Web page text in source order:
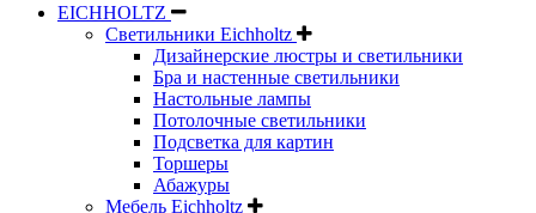
EICHHOLTZ
Светильники Eichholtz
Дизайнерские люстры и светильники
Бра и настенные светильники
Настольные лампы
Потолочные светильники
Подсветка для картин
Торшеры
Абажуры
Мебель Eichholtz